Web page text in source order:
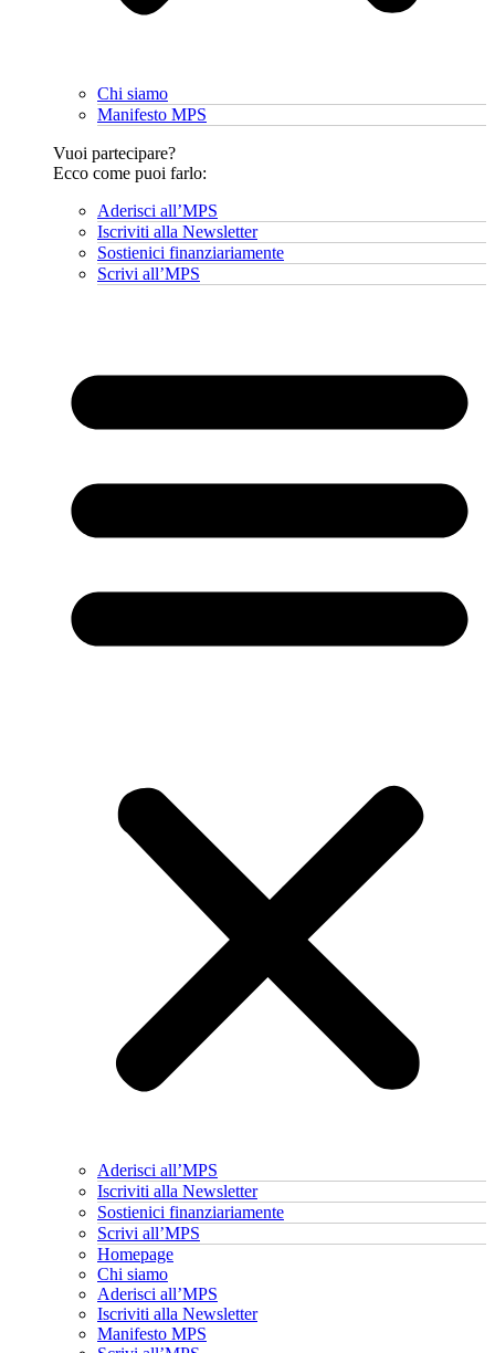
Chi siamo
Manifesto MPS
Vuoi partecipare?
Ecco come puoi farlo:
Aderisci all’MPS
Iscriviti alla Newsletter
Sostienici finanziariamente
Scrivi all’MPS
Aderisci all’MPS
Iscriviti alla Newsletter
Sostienici finanziariamente
Scrivi all’MPS
Homepage
Chi siamo
Aderisci all’MPS
Iscriviti alla Newsletter
Manifesto MPS